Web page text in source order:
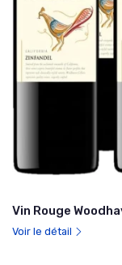
Vin Rouge
Voir le détail